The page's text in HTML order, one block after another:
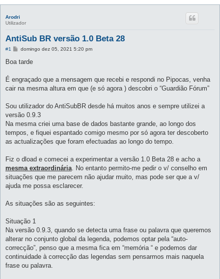
i
Arodri
Utilizador
AntiSub BR versão 1.0 Beta 28
#1
M
n
g
e
m
domingo dez 05, 2021 5:20 pm
Boa tarde
É engraçado que a mensagem que recebi e respondi no Pipocas, venha
cair na mesma altura em que (e só agora ) descobri o “Guardião Fórum”
Sou utilizador do AntiSubBR desde há muitos anos e sempre utilizei a
versão 0.9.3
Na mesma criei uma base de dados bastante grande, ao longo dos
tempos, e fiquei espantado comigo mesmo por só agora ter descoberto
as actualizações que foram efectuadas ao longo do tempo.
Fiz o dload e comecei a experimentar a versão 1.0 Beta 28 e acho a
mesma extraordinária. No entanto permito-me pedir o v/ conselho em
situações que me parecem não ajudar muito, mas pode ser que a v/
ajuda me possa esclarecer.
As situações são as seguintes:
Situação 1
Na versão 0.9.3, quando se detecta uma frase ou palavra que queremos
alterar no conjunto global da legenda, podemos optar pela “auto-
correcção”, penso que a mesma fica em “memória “ e podemos dar
continuidade à correcção das legendas sem pensarmos mais naquela
frase ou palavra.